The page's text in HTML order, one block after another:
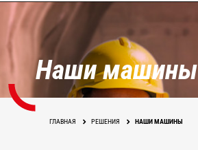
содержанию
Наши машины
ГЛАВНАЯ РЕШЕНИЯ НАШИ МАШИНЫ